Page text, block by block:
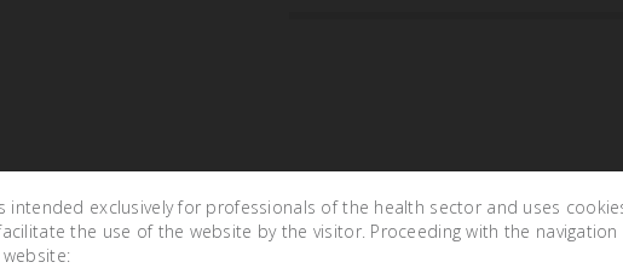
intended exclusively for professionals of the health sector and uses
the use of the website by the visitor. Proceeding with the navigation